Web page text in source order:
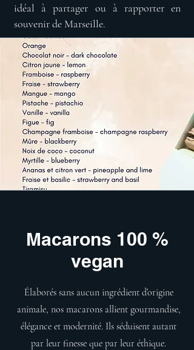
idéal à partager ou à rapporter en
souvenir de Marseille.
Macarons 100 %
vegan
Élaborés sans aucun ingrédient d’origine
animale, nos macarons allient gourmandise,
élégance et modernité. Ils séduisent autant
par leur finesse que par leur éthique.